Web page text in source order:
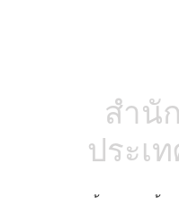
สำนั
ประเ